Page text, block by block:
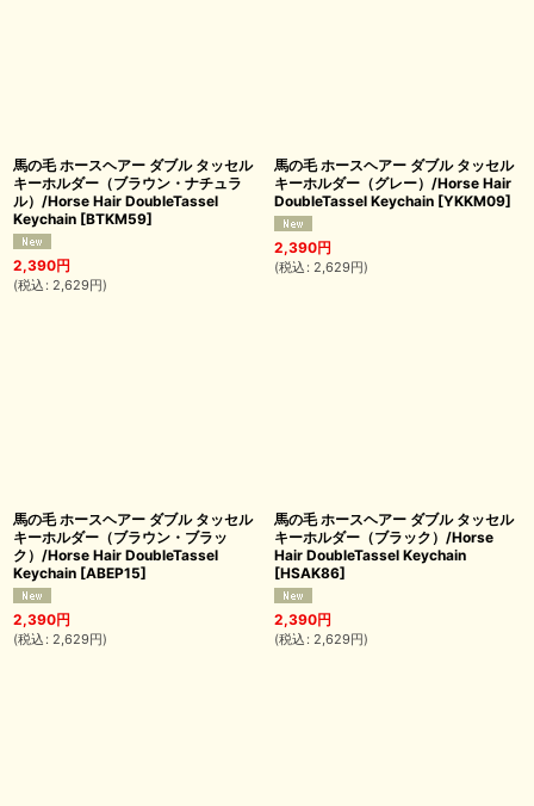
馬の毛 ホースヘアー ダブル タッセル
キーホルダー（ブラウン・ナチュラ
ル）/Horse Hair DoubleTassel
Keychain [BTKM59]
2,390円
(税込 : 2,629円)
馬の毛 ホースヘアー ダブル タッセル
キーホルダー（グレー）/Horse Hair
DoubleTassel Keychain [YKKM09]
2,390円
(税込 : 2,629円)
馬の毛 ホースヘアー ダブル タッセル
キーホルダー（ブラウン・ブラッ
ク）/Horse Hair DoubleTassel
Keychain [ABEP15]
2,390円
(税込 : 2,629円)
馬の毛 ホースヘアー ダブル タッセル
キーホルダー（ブラック）/Horse
Hair DoubleTassel Keychain
[HSAK86]
2,390円
(税込 : 2,629円)